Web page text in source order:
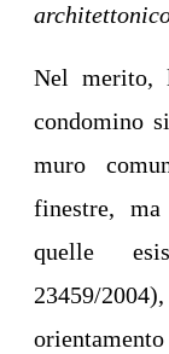
Nel merito,
condomino
muro
finestre,
quelle
23459/